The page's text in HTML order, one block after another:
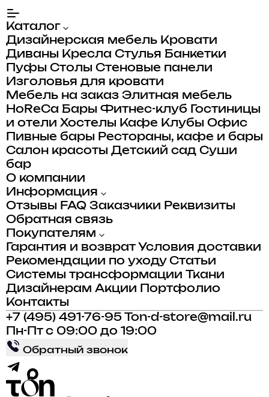
Каталог
Дизайнерская мебель Кровати
Диваны Кресла Стулья Банкетки
Пуфы Столы Стеновые панели
Изголовья для кровати
Мебель на заказ Элитная мебель
HoReCa Бары Фитнес-клуб
Гостиницы
и отели Хостелы Кафе Клубы Офис
Пивные бары Рестораны, кафе и бары
Салон красоты Детский сад Суши
бар
О компании
Информация
Отзывы FAQ Заказчики Реквизиты
Обратная связь
Покупателям
Гарантия и возврат Условия доставки
Рекомендации по уходу Статьи
Системы трансформации
Ткани
Дизайнерам Акции
Портфолио
Контакты
+7 (495) 491-76-95
Ton-d-store@mail.ru
Пн-Пт с 09:00 до 19:00
Обратный звонок